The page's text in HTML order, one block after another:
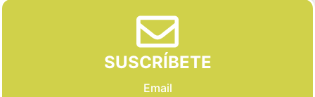
SUSCRÍBETE
Email